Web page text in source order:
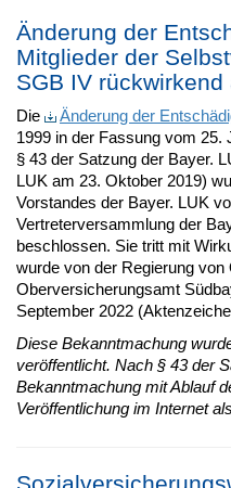
Änderung der
Mitglieder der
SGB IV
Die Änderung der
1999 in der Fassung vom 25.
§ 43 der Satzung der Bayer.
LUK am 23. Oktober 2019)
Vorstandes der Bayer. LUK
Vertreterversammlung der
beschlossen. Sie tritt mit
wurde von der Regierung von
Oberversicherungsamt
September 2022
Diese Bekanntmachung
veröffentlicht. Nach § 43 der
Bekanntmachung mit Ablauf
Veröffentlichung im Internet